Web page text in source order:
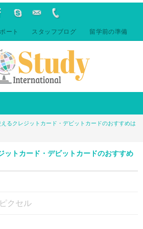
ート スタッフブログ 留学前の準備
るクレジットカード・デビットカードのおすすめは
ットカード・デビットカードのおすすめ
ピクセル